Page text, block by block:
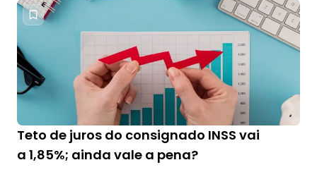
Teto de juros do consignado INSS vai
a 1,85%; ainda vale a pena?